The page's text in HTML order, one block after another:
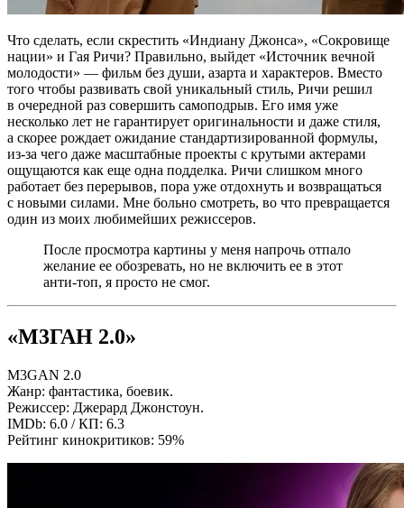
Что сделать, если скрестить «Индиану Джонса», «Сокровище
нации» и Гая Ричи? Правильно, выйдет «Источник вечной
молодости» — фильм без души, азарта и характеров. Вместо
того чтобы развивать свой уникальный стиль, Ричи решил
в очередной раз совершить самоподрыв. Его имя уже
несколько лет не гарантирует оригинальности и даже стиля,
а скорее рождает ожидание стандартизированной формулы,
из-за чего даже масштабные проекты с крутыми актерами
ощущаются как еще одна подделка. Ричи слишком много
работает без перерывов, пора уже отдохнуть и возвращаться
с новыми силами. Мне больно смотреть, во что превращается
один из моих любимейших режиссеров.
После просмотра картины у меня напрочь отпало
желание ее обозревать, но не включить ее в этот
анти-топ, я просто не смог.
«М3ГАН 2.0»
M3GAN 2.0
Жанр: фантастика, боевик.
Режиссер: Джерард Джонстоун.
IMDb: 6.0 / КП: 6.3
Рейтинг кинокритиков: 59%